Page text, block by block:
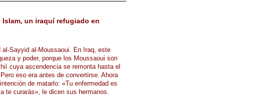
un iraquí refugiado en
Sayyid al-Moussaoui. En Iraq, este
y poder, porque los Moussaoui son
cuya ascendencia se remonta hasta el
eso era antes de convertirse. Ahora
de matarlo: «Tu enfermedad es
te curarás», le dicen sus hermanos.